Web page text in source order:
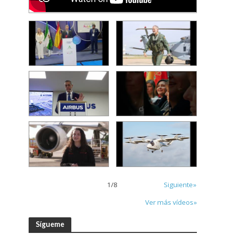
1/8
Siguiente»
Ver más vídeos»
Sígueme